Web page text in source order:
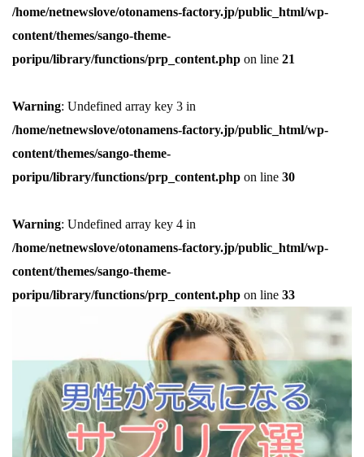
/home/netnewslove/otonamens-factory.jp/public_html/wp-
content/themes/sango-theme-
poripu/library/functions/prp_content.php on line 21
Warning: Undefined array key 3 in
/home/netnewslove/otonamens-factory.jp/public_html/wp-
content/themes/sango-theme-
poripu/library/functions/prp_content.php on line 30
Warning: Undefined array key 4 in
/home/netnewslove/otonamens-factory.jp/public_html/wp-
content/themes/sango-theme-
poripu/library/functions/prp_content.php on line 33